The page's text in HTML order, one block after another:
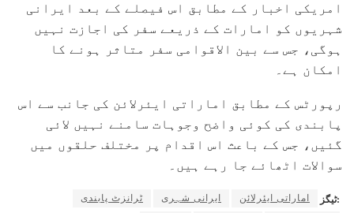
امریکی اخبار کے مطابق اس فیصلے کے بعد ایرانی
شہریوں کو امارات کے ذریعے سفر کی اجازت نہیں
ہوگی، جس سے بین الاقوامی سفر متاثر ہونے کا
امکان ہے۔
رپورٹس کے مطابق اماراتی ایئرلائن کی جانب سے اس
پابندی کی کوئی واضح وجوہات سامنے نہیں لائی
گئیں، جس کے باعث اس اقدام پر مختلف حلقوں میں
سوالات اٹھائے جا رہے ہیں۔
ٹیگز: اماراتی ایئرلائن ایرانی شہری
ٹرانزٹ پابندی